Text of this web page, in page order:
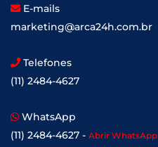
E-mails
marketing@arca24h.com.br
Telefones
(11) 2484-4627
WhatsApp
(11) 2484-4627 - Abrir WhatsApp